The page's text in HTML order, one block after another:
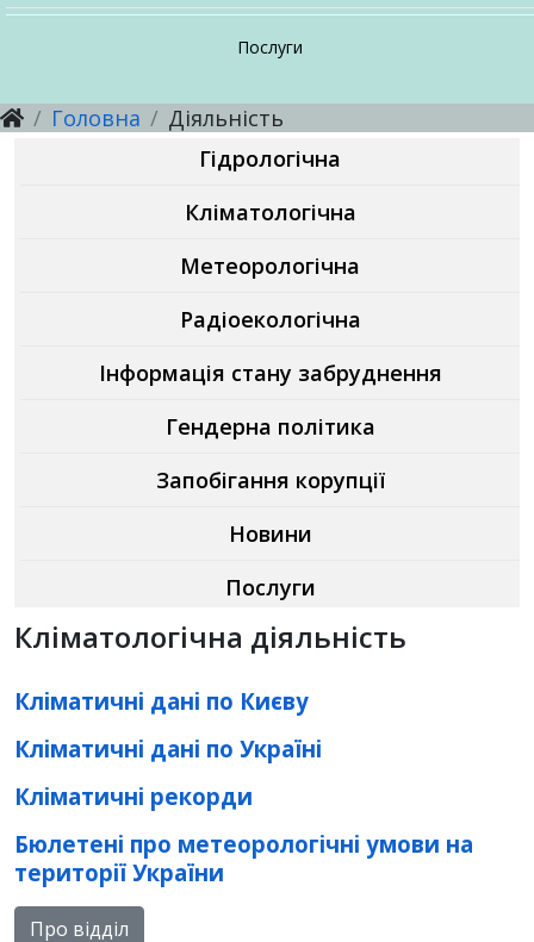
Настанови, методичні рекомендації
Послуги
Настанови, методичні рекомендації
Послуги
Про напрямок
Настанови, методичні рекомендації
Послуги
Послуги
Головна
Діяльність
Гідрологічна
Кліматологічна
Метеорологічна
Радіоекологічна
Інформація стану забруднення
Гендерна політика
Запобігання корупції
Новини
Послуги
Кліматологічна діяльність
Кліматичні дані по Києву
Кліматичні дані по Україні
Кліматичні рекорди
Бюлетені про метеорологічні умови на
території України
Про відділ